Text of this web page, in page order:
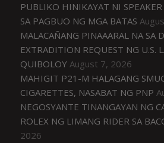
PUBLIKO HINIKAYAT NI
SA PAGBUO NG MGA BATAS
MALACAÑANG PINAAARAL NA SA
EXTRADITION REQUEST NG U.S.
QUIBOLOY August 7, 2026
MAHIGIT P21-M HALAGANG
CIGARETTES, NASABAT NG PNP
NEGOSYANTE TINANGAYAN NG
ROLEX NG LIMANG RIDER SA
2026